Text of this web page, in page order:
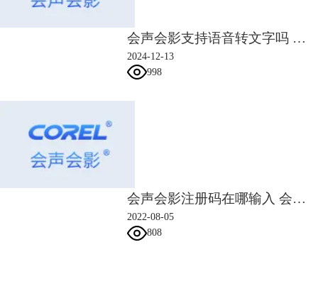
如此，微课视频片头便制作完成了。
三、有哪些好用的制作微课视频片头的软件
1、会声会影
会声会影拥有能够满足大众的需求的剪辑功能，它也是一款简单动画制作
不仅如此，用户还可以结合其他特技效果（例如滤镜、叠加和透明等）创
建更加丰富的视频特效。不仅如此，其界面精美简洁，操作简单，非常适
合新手用户制作微课视频片头。
会声会影支持语音转文字吗 会声会影识别字幕功能
2024-12-13
998
会声会影注册码在哪输入 会声会影注册码是序列号吗
2022-08-05
808